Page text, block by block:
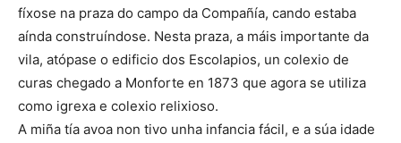
fíxose na praza do campo da Compañía, cando estaba
aínda construíndose. Nesta praza, a máis importante da
vila, atópase o edificio dos Escolapios, un colexio de
curas chegado a Monforte en 1873 que agora se utiliza
como igrexa e colexio relixioso.
A miña tía avoa non tivo unha infancia fácil, e a súa idade